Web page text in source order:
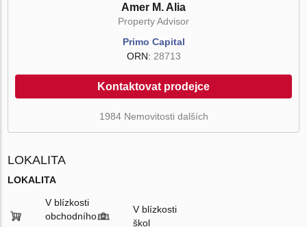
Amer M. Alia
Property Advisor
Primo Capital
ORN: 28713
Kontaktovat prodejce
1984 Nemovitosti dalších
LOKALITA
LOKALITA
V blízkosti
obchodního
V blízkosti
škol